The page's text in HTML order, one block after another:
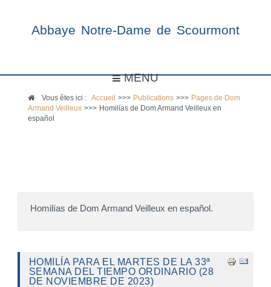
Abbaye Notre-Dame de Scourmont
MENU
Vous êtes ici :Accueil >>> Publications >>> Pages de Dom
Armand Veilleux >>> Homilías de Dom Armand Veilleux en
español
Homilías de Dom Armand Veilleux en español.
HOMILÍA PARA EL MARTES DE LA 33ª
SEMANA DEL TIEMPO ORDINARIO (28
DE NOVIEMBRE DE 2023)